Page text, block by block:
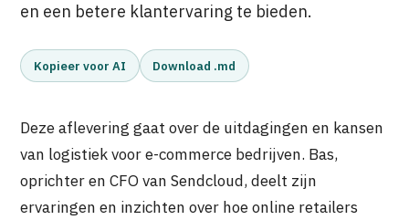
en een betere klantervaring te bieden.
Kopieer voor AI Download .md
Deze aflevering gaat over de uitdagingen en kansen
van logistiek voor e-commerce bedrijven. Bas,
oprichter en CFO van Sendcloud, deelt zijn
ervaringen en inzichten over hoe online retailers